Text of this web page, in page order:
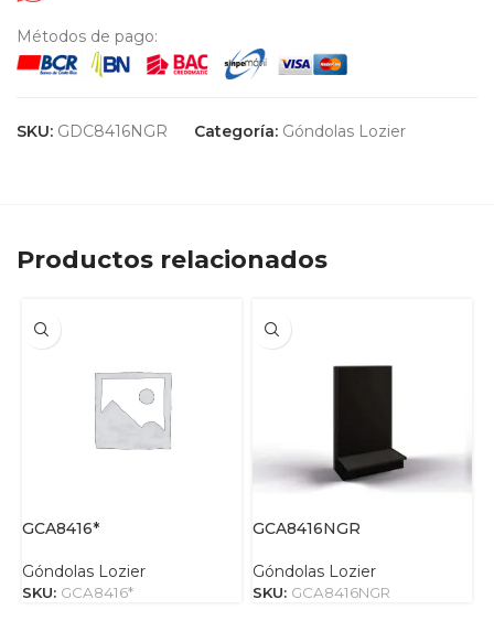
Métodos de pago:
SKU: GDC8416NGR Categoría: Góndolas Lozier
Productos relacionados
GCA8416*
Góndolas Lozier
SKU: GCA8416*
GCA8416NGR
Góndolas Lozier
SKU: GCA8416NGR